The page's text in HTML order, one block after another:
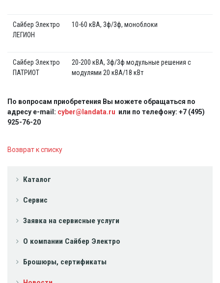
Каталог
Сервис
Заявка на сервисные услуги
О компании Сайбер Электро
Брошюры, сертификаты
Сайбер Электро
ЛЕГИОН
10-60 кВА, 3ф/3ф, моноблоки
Сайбер Электро
ПАТРИОТ
20-200 кВА, 3ф/3ф модульные решения с
модулями 20 кВА/18 кВт
По вопросам приобретения Вы можете обращаться по
адресу e-mail: cyber@landata.ru или по телефону: +7 (495)
925-76-20
Возврат к списку